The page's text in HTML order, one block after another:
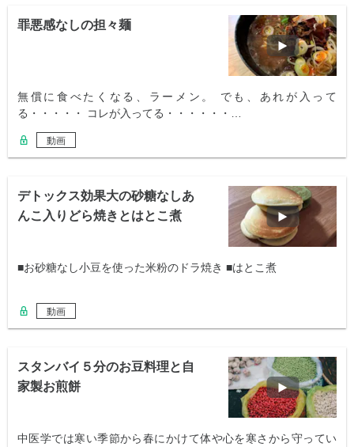
罪悪感なしの担々麺
無償に食べたくなる、ラーメン。 でも、あれが入って
る・・・・・ コレが入ってる・・・・・・…
動画
デトックス効果大の砂糖なしあ
んこ入りどら焼きとはとこ煮
■お砂糖なし小豆を使った米粉のドラ焼き ■はとこ煮
動画
スタンバイ５分のお豆料理と自
家製お煎餅
中医学では寒い季節から春にかけて体や心を寒さから守ってい